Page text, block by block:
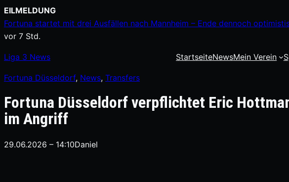
Zum
Inhalt
springen
EILMELDUNG
Fortuna startet mit drei Ausfällen nach Mannheim – Ende dennoch
vor 7 Std.
Liga 3 News StartseiteNewsMein Verein
Fortuna Düsseldorf, News, Transfers
Fortuna Düsseldorf verpflichtet Eric
im Angriff
29.06.2026 – 14:10Daniel